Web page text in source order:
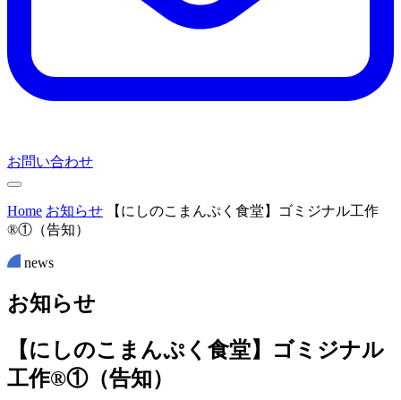
お問い合わせ
Home お知らせ
【にしのこまんぷく食堂】ゴミジナル工作
®①（告知）
news
お知らせ
【にしのこまんぷく食堂】ゴミジナル
工作®①（告知）